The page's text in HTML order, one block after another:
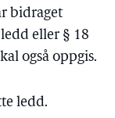
bidraget
eller § 18
også oppgis.
ledd.